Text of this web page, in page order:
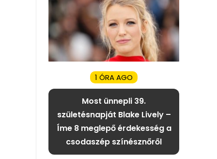
1 ÓRA AGO
Most ünnepli 39.
születésnapját Blake Lively –
Íme 8 meglepő érdekesség a
csodaszép színésznőről